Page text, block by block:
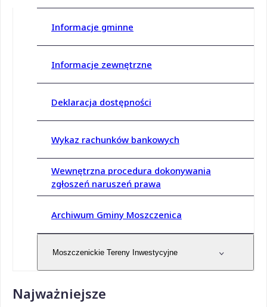
Informacje gminne
Informacje zewnętrzne
Deklaracja dostępności
Wykaz rachunków bankowych
Wewnętrzna procedura dokonywania
zgłoszeń naruszeń prawa
Archiwum Gminy Moszczenica
Moszczenickie Tereny Inwestycyjne
Najważniejsze